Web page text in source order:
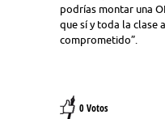
podrías montar una
que sí y toda la clase
comprometido”.
0 Votos